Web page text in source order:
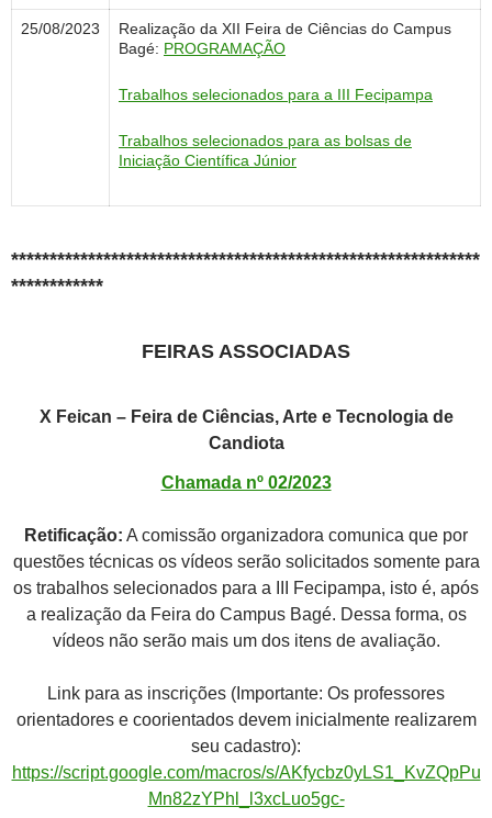
25/08/2023
Realização da XII Feira de Ciências do Campus
Bagé: PROGRAMAÇÃO
Trabalhos selecionados para a III Fecipampa
Trabalhos selecionados para as bolsas de
Iniciação Científica Júnior
*************************************************************
************
FEIRAS ASSOCIADAS
X Feican – Feira de Ciências, Arte e Tecnologia de
Candiota
Chamada nº 02/2023
Retificação: A comissão organizadora comunica que por
questões técnicas os vídeos serão solicitados somente para
os trabalhos selecionados para a III Fecipampa, isto é, após
a realização da Feira do Campus Bagé. Dessa forma, os
vídeos não serão mais um dos itens de avaliação.
Link para as inscrições (Importante: Os professores
orientadores e coorientados devem inicialmente realizarem
seu cadastro):
https://script.google.com/macros/s/AKfycbz0yLS1_KvZQpPu
Mn82zYPhl_l3xcLuo5gc-